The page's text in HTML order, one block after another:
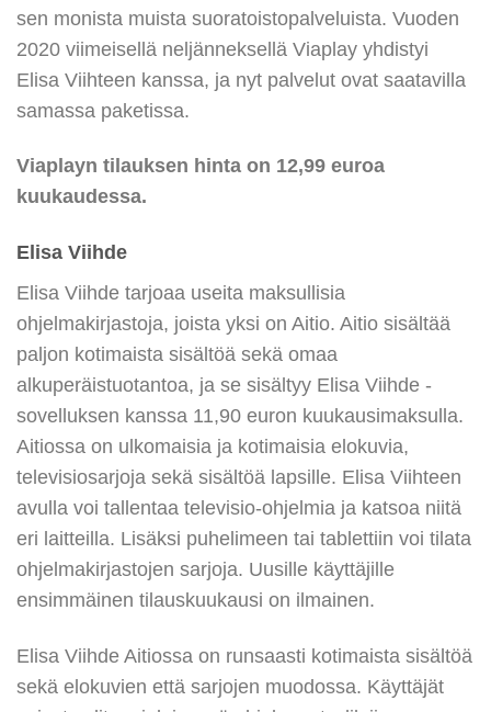
sen monista muista suoratoistopalveluista. Vuoden
2020 viimeisellä neljänneksellä Viaplay yhdistyi
Elisa Viihteen kanssa, ja nyt palvelut ovat saatavilla
samassa paketissa.
Viaplayn tilauksen hinta on 12,99 euroa
kuukaudessa.
Elisa Viihde
Elisa Viihde tarjoaa useita maksullisia
ohjelmakirjastoja, joista yksi on Aitio. Aitio sisältää
paljon kotimaista sisältöä sekä omaa
alkuperäistuotantoa, ja se sisältyy Elisa Viihde -
sovelluksen kanssa 11,90 euron kuukausimaksulla.
Aitiossa on ulkomaisia ja kotimaisia elokuvia,
televisiosarjoja sekä sisältöä lapsille. Elisa Viihteen
avulla voi tallentaa televisio-ohjelmia ja katsoa niitä
eri laitteilla. Lisäksi puhelimeen tai tablettiin voi tilata
ohjelmakirjastojen sarjoja. Uusille käyttäjille
ensimmäinen tilauskuukausi on ilmainen.
Elisa Viihde Aitiossa on runsaasti kotimaista sisältöä
sekä elokuvien että sarjojen muodossa. Käyttäjät